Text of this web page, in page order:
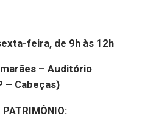
feira, de 9h às 12h
– Auditório
– Cabeças)
PATRIMÔNIO: